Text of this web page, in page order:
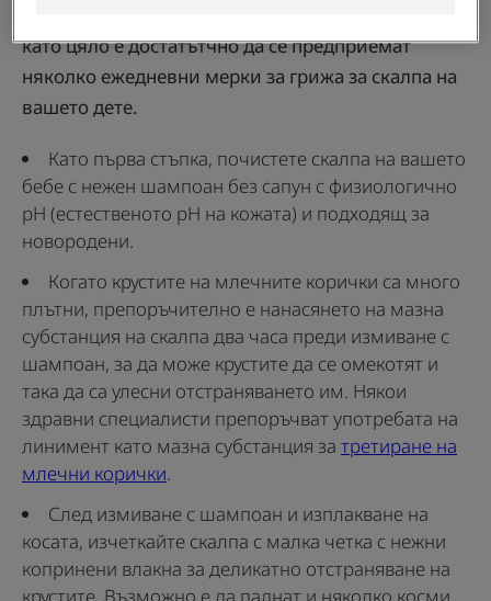
като цяло е достатътчно да се предприемат
няколко ежедневни мерки за грижа за скалпа на
вашето дете.
Като първа стъпка, почистете скалпа на вашето
бебе с нежен шампоан без сапун с физиологично
рН (естественото рН на кожата) и подходящ за
новородени.
Когато крустите на млечните корички са много
плътни, препоръчително е нанасянето на мазна
субстанция на скалпа два часа преди измиване с
шампоан, за да може крустите да се омекотят и
така да са улесни отстраняването им. Някои
здравни специалисти препоръчват употребата на
линимент като мазна субстанция за третиране на
млечни корички.
След измиване с шампоан и изплакване на
косата, изчеткайте скалпа с малка четка с нежни
копринени влакна за деликатно отстраняване на